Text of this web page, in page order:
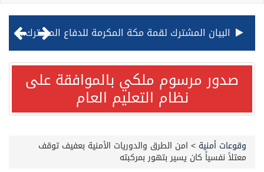
البيان المشترك لقمة مكة المكرمة للدفاع المشترك بين المملكة وتركيا وباكستان
قيادة القوات المشتركة للتحالف: نفذنا عملية رد عسكري متناسبة لأهداف عسكرية مشروعة تابعة للمليشيا الحوثية الإرهابية في محافظة الحديدة
صدور مرسوم ملكي بالموافقة على
نظام التعليم العام
وقوعات أمنية > امن الطرق والدوريات الأمنية بعفيف توقف
معتلاً نفسياً كان يسير بتهور بمركبته